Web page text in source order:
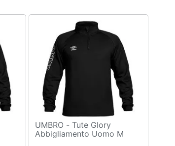
UMBRO - Tute Glory
Abbigliamento Uomo M